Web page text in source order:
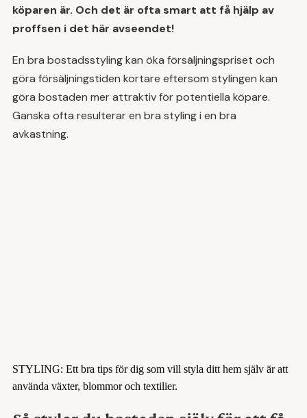
köparen är. Och det är ofta smart att få hjälp av
proffsen i det här avseendet!
En bra bostadsstyling kan öka försäljningspriset och
göra försäljningstiden kortare eftersom stylingen kan
göra bostaden mer attraktiv för potentiella köpare.
Ganska ofta resulterar en bra styling i en bra
avkastning.
STYLING: Ett bra tips för dig som vill styla ditt hem själv är att
använda växter, blommor och textilier.